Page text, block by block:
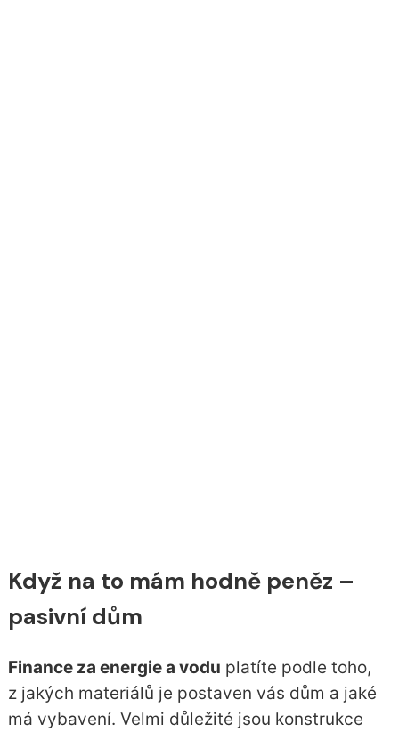
Když na to mám hodně peněz –
pasivní dům
Finance za energie a vodu platíte podle toho,
z jakých materiálů je postaven vás dům a jaké
má vybavení. Velmi důležité jsou konstrukce